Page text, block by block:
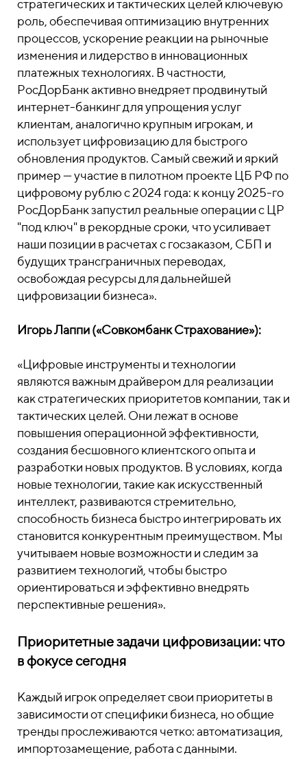
стратегических и тактических целей ключевую
роль, обеспечивая оптимизацию внутренних
процессов, ускорение реакции на рыночные
изменения и лидерство в инновационных
платежных технологиях. В частности,
РосДорБанк активно внедряет продвинутый
интернет-банкинг для упрощения услуг
клиентам, аналогично крупным игрокам, и
использует цифровизацию для быстрого
обновления продуктов. Самый свежий и яркий
пример — участие в пилотном проекте ЦБ РФ по
цифровому рублю с 2024 года: к концу 2025-го
РосДорБанк запустил реальные операции с ЦР
"под ключ" в рекордные сроки, что усиливает
наши позиции в расчетах с госзаказом, СБП и
будущих трансграничных переводах,
освобождая ресурсы для дальнейшей
цифровизации бизнеса».
Игорь Лаппи («Совкомбанк Страхование»):
«Цифровые инструменты и технологии
являются важным драйвером для реализации
как стратегических приоритетов компании, так и
тактических целей. Они лежат в основе
повышения операционной эффективности,
создания бесшовного клиентского опыта и
разработки новых продуктов. В условиях, когда
новые технологии, такие как искусственный
интеллект, развиваются стремительно,
способность бизнеса быстро интегрировать их
становится конкурентным преимуществом. Мы
учитываем новые возможности и следим за
развитием технологий, чтобы быстро
ориентироваться и эффективно внедрять
перспективные решения».
Приоритетные задачи цифровизации: что
в фокусе сегодня
Каждый игрок определяет свои приоритеты в
зависимости от специфики бизнеса, но общие
тренды прослеживаются четко: автоматизация,
импортозамещение, работа с данными.